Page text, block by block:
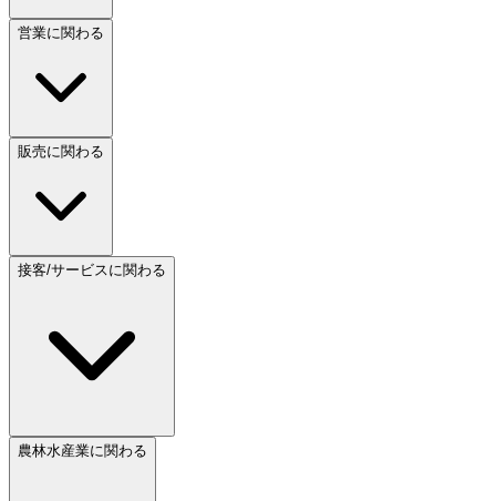
営業に関わる
販売に関わる
接客/サービスに関わる
農林水産業に関わる